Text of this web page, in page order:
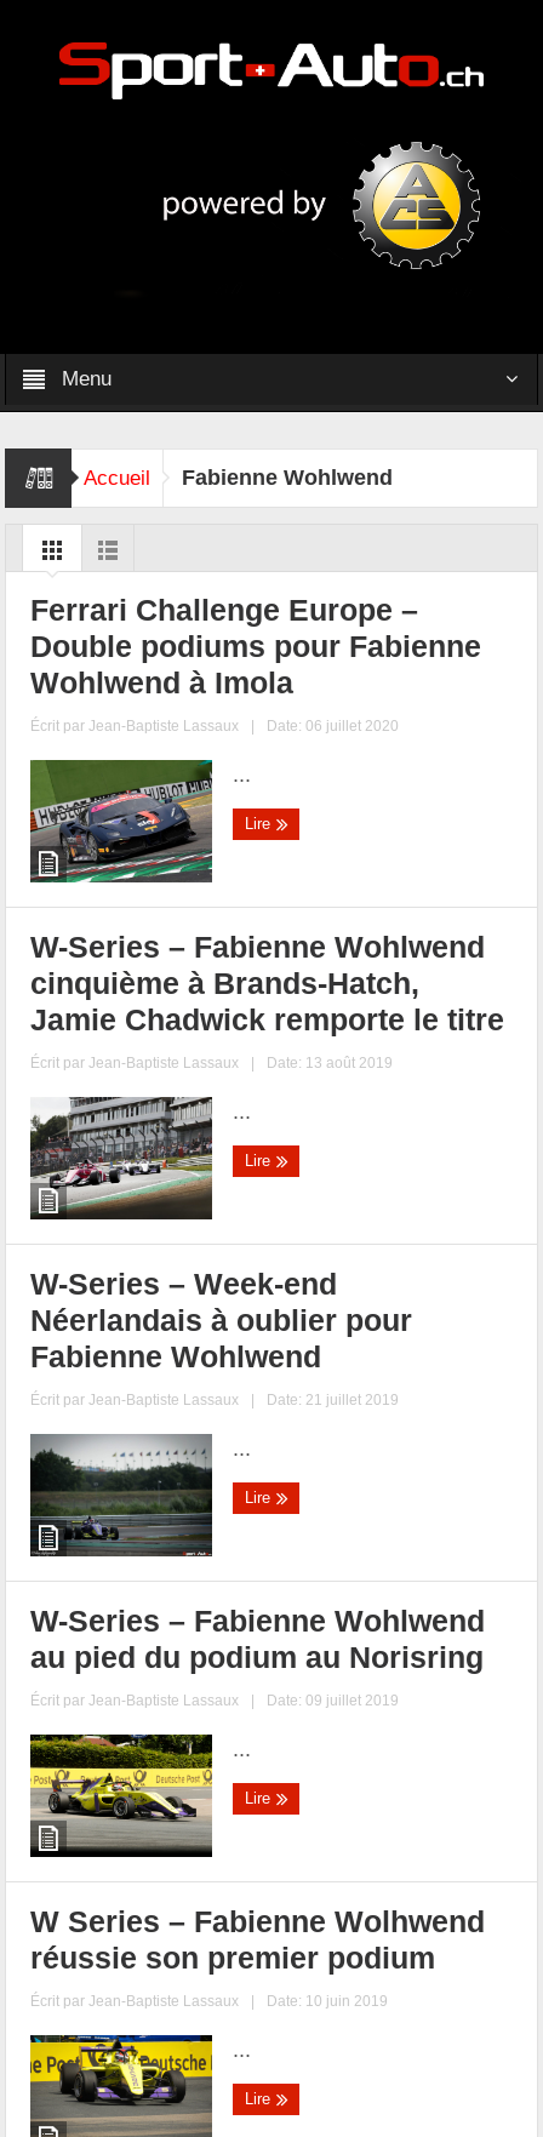
Menu
Accueil Fabienne Wohlwend
Ferrari Challenge Europe –
Double podiums pour Fabienne
Wohlwend à Imola
Écrit parJean-Baptiste Lassaux | Date: 06 juillet 2020
...
Lire
W-Series – Fabienne Wohlwend
cinquième à Brands-Hatch,
Jamie Chadwick remporte le titre
Écrit parJean-Baptiste Lassaux | Date: 13 août 2019
...
Lire
W-Series – Week-end
Néerlandais à oublier pour
Fabienne Wohlwend
Écrit parJean-Baptiste Lassaux | Date: 21 juillet 2019
...
Lire
W-Series – Fabienne Wohlwend
au pied du podium au Norisring
Écrit parJean-Baptiste Lassaux | Date: 09 juillet 2019
...
Lire
W Series – Fabienne Wolhwend
réussie son premier podium
Écrit parJean-Baptiste Lassaux | Date: 10 juin 2019
...
Lire